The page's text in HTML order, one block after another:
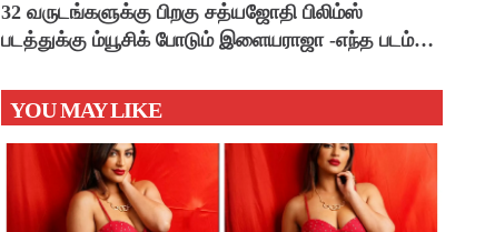
32 வருடங்களுக்கு பிறகு சத்யஜோதி பிலிம்ஸ்
படத்துக்கு ம்யூசிக் போடும் இளையராஜா -எந்த படம்
YOU MAY LIKE